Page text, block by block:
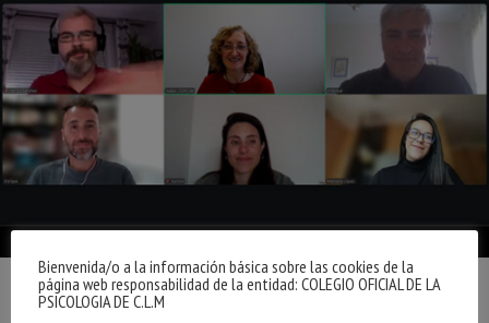
El pasado viernes, 24 de abril, tuvo lugar una nueva reunión
Bienvenida/o a la información básica sobre las cookies de la
página web responsabilidad de la entidad: COLEGIO OFICIAL DE LA
PSICOLOGIA DE C.L.M